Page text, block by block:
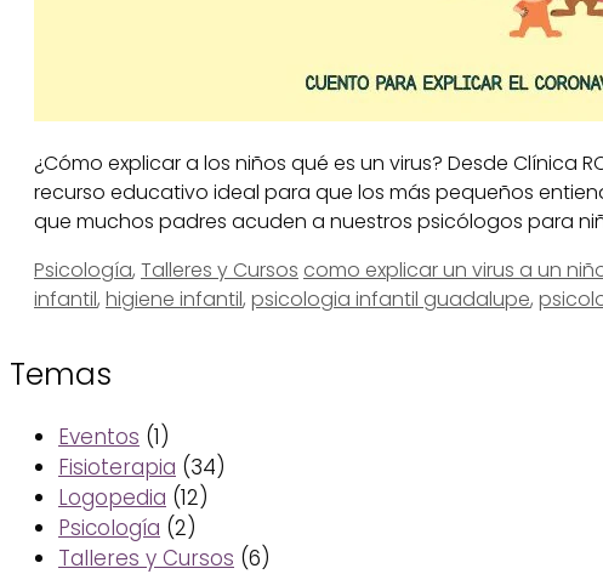
¿Cómo explicar a los niños qué es un virus? Desde Clínica
recurso educativo ideal para que los más pequeños
que muchos padres acuden a nuestros psicólogos para
Categorías
Psicología, Talleres y Cursos Etiquetas
como explicar un virus a un
infantil, higiene infantil, psicologia infantil guadalupe,
Temas
Eventos (1)
Fisioterapia (34)
Logopedia (12)
Psicología (2)
Talleres y Cursos (6)